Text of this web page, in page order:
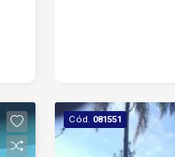
Cód. 081551